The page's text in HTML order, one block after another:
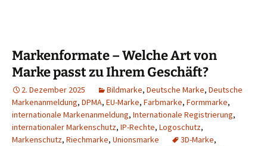
Markenformate – Welche Art von
Marke passt zu Ihrem Geschäft?
2. Dezember 2025 Bildmarke, Deutsche Marke, Deutsche
Markenanmeldung, DPMA, EU-Marke, Farbmarke, Formmarke,
internationale Markenanmeldung, Internationale Registrierung,
internationaler Markenschutz, IP-Rechte, Logoschutz,
Markenschutz, Riechmarke, Unionsmarke 3D-Marke,